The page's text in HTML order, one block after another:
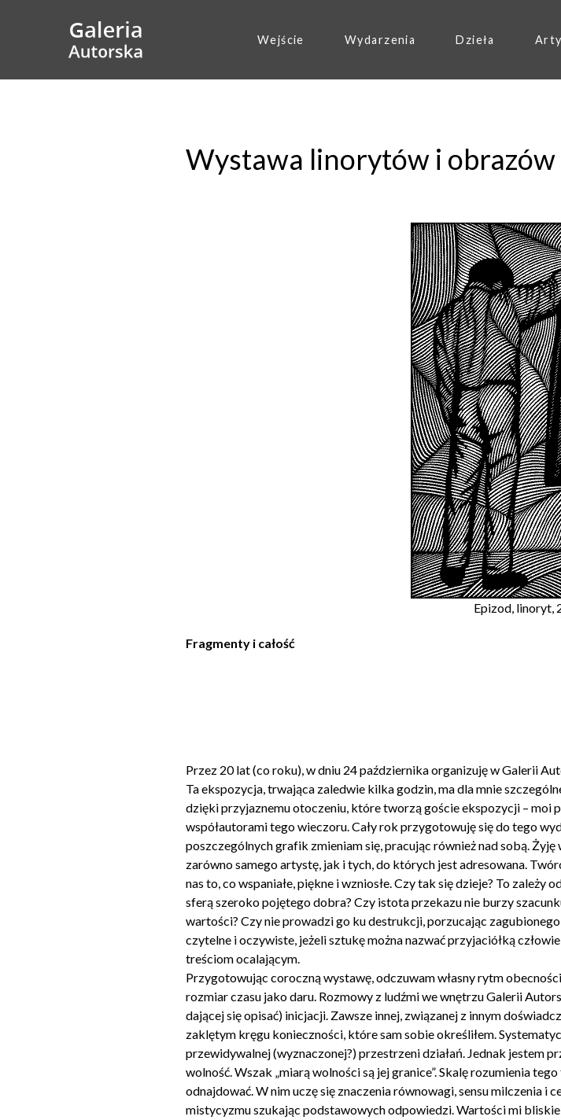
Wejście Wydarzenia Dzieła
Wystawa linorytów i obrazów
Epizod, linoryt,
Fragmenty i całość
Przez 20 lat (co roku), w dniu 24 października organizuję w Galerii
Ta ekspozycja, trwająca zaledwie kilka godzin, ma dla mnie
dzięki przyjaznemu otoczeniu, które tworzą goście ekspozycji – moi
współautorami tego wieczoru. Cały rok przygotowuję się do tego
poszczególnych grafik zmieniam się, pracując również nad sobą.
zarówno samego artystę, jak i tych, do których jest adresowana.
nas to, co wspaniałe, piękne i wzniosłe. Czy tak się dzieje? To
sferą szeroko pojętego dobra? Czy istota przekazu nie burzy
wartości? Czy nie prowadzi go ku destrukcji, porzucając
czytelne i oczywiste, jeżeli sztukę można nazwać przyjaciółką
treściom ocalającym.
Przygotowując coroczną wystawę, odczuwam własny rytm
rozmiar czasu jako daru. Rozmowy z ludźmi we wnętrzu Galerii
dającej się opisać) inicjacji. Zawsze innej, związanej z innym
zaklętym kręgu konieczności, które sam sobie określiłem.
przewidywalnej (wyznaczonej?) przestrzeni działań. Jednak jestem
wolność. Wszak „miarą wolności są jej granice”. Skalę rozumienia
odnajdować. W nim uczę się znaczenia równowagi, sensu milczenia i
mistycyzmu szukając podstawowych odpowiedzi. Wartości mi